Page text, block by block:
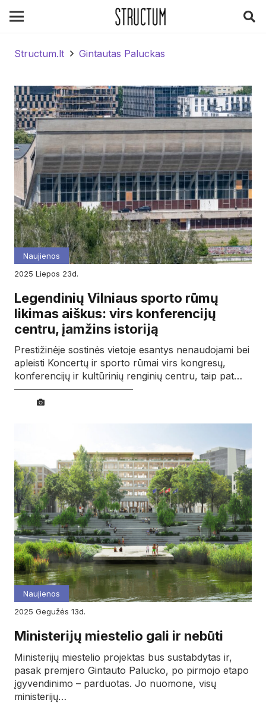
Structum.lt Gintautas Paluckas
Naujienos
2025
liepos 23d.
Legendinių Vilniaus sporto rūmų
likimas aiškus: virs konferencijų
centru, įamžins istoriją
Prestižinėje sostinės vietoje esantys nenaudojami bei
apleisti Koncertų ir sporto rūmai virs kongresų,
konferencijų ir kultūrinių renginių centru, taip pat…
Naujienos
2025
gegužės 13d.
Ministerijų miestelio gali ir nebūti
Ministerijų miestelio projektas bus sustabdytas ir,
pasak premjero Gintauto Palucko, po pirmojo etapo
įgyvendinimo – parduotas. Jo nuomone, visų
ministerijų…